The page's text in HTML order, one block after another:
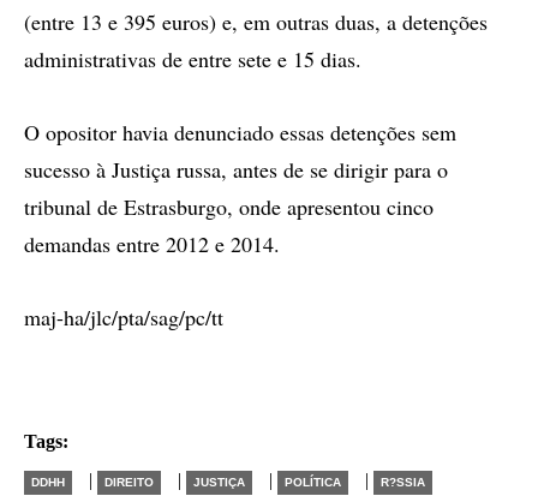
(entre 13 e 395 euros) e, em outras duas, a detenções
administrativas de entre sete e 15 dias.
O opositor havia denunciado essas detenções sem
sucesso à Justiça russa, antes de se dirigir para o
tribunal de Estrasburgo, onde apresentou cinco
demandas entre 2012 e 2014.
maj-ha/jlc/pta/sag/pc/tt
Tags:
DDHH | DIREITO | JUSTIÇA | POLÍTICA | R?SSIA